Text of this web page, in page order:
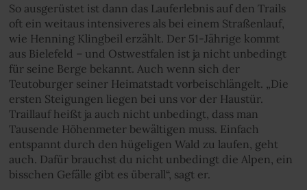
So ausgerüstet ist dann das Lauferlebnis auf den Trails
oft ein weitaus intensiveres als bei einem Straßenlauf,
wie Henning Klingbeil erzählt. Der 51-Jährige kommt
aus Bielefeld – und Ostwestfalen ist ja nicht unbedingt
für seine Berge bekannt. Auch wenn sich der
Teutoburger seiner Heimatstadt vorbeischlängelt. „Die
ersten Steigungen liegen bei uns vor der Haustür.
Traillauf heißt ja auch nicht unbedingt, dass man
Tausende Höhenmeter bewältigen muss. Einfach
entspannt durch den hügeligen Wald zu laufen, geht
auch. Dafür brauchst du nicht unbedingt die Alpen, ein
bisschen Gefälle gibt es überall“, sagt er.